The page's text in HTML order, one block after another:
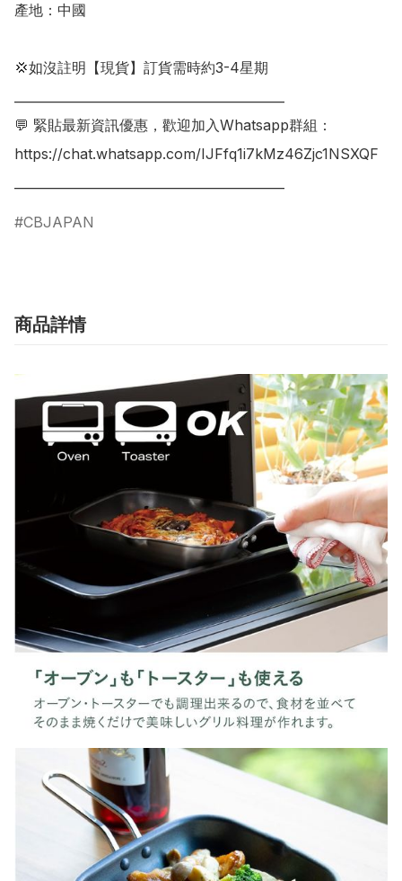
產地：中國
💢如沒註明【現貨】訂貨需時約3-4星期
💬 緊貼最新資訊優惠，歡迎加入Whatsapp群組：
https://chat.whatsapp.com/IJFfq1i7kMz46Zjc1NSXQF
CBJAPAN
商品詳情